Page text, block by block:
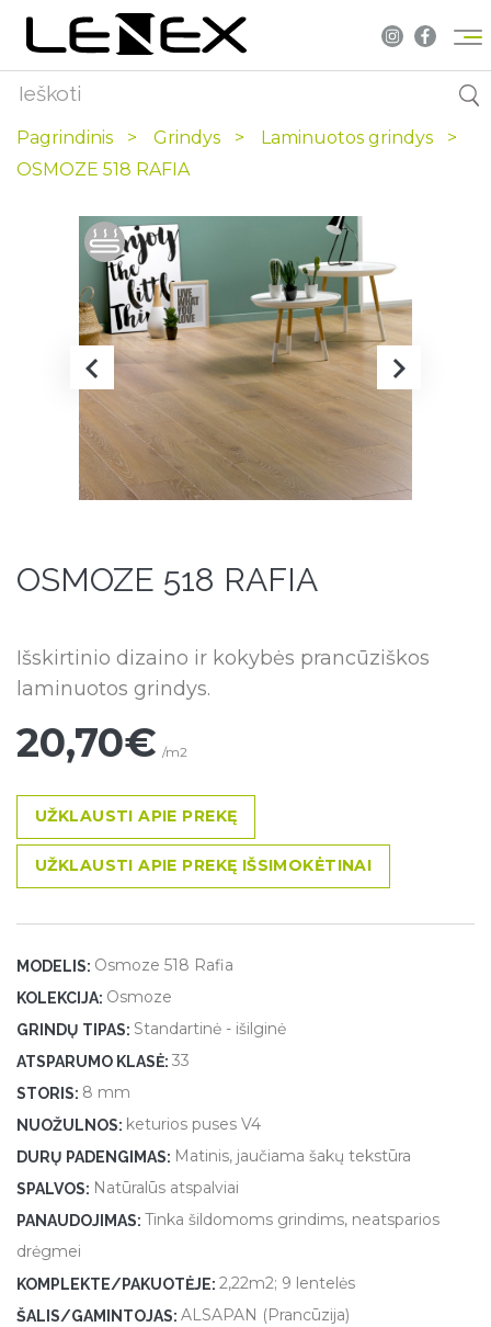
Pagrindinis Grindys
Laminuotos grindys
OSMOZE 518 RAFIA
OSMOZE 518 RAFIA
Išskirtinio dizaino ir kokybės prancūziškos
laminuotos grindys.
20,70€ /m2
UŽKLAUSTI APIE PREKĘ
UŽKLAUSTI APIE PREKĘ IŠSIMOKĖTINAI
MODELIS: Osmoze 518 Rafia
KOLEKCIJA: Osmoze
GRINDŲ TIPAS: Standartinė - išilginė
ATSPARUMO KLASĖ: 33
STORIS: 8 mm
NUOŽULNOS: keturios puses V4
DURŲ PADENGIMAS: Matinis, jaučiama šakų tekstūra
SPALVOS: Natūralūs atspalviai
PANAUDOJIMAS: Tinka šildomoms grindims, neatsparios
drėgmei
KOMPLEKTE/PAKUOTĖJE: 2,22m2; 9 lentelės
ŠALIS/GAMINTOJAS: ALSAPAN (Prancūzija)